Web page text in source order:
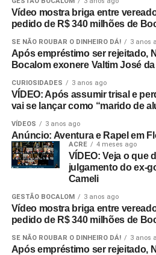
Vídeo mostra briga entre
pedido de R$ 340 milhões de
SE NÃO ROUBAR O DINHEIRO DÁ! 3 anos
Após empréstimo ser rejeitado,
Bocalom exonere Valtim José da
CURIOSIDADES 3 anos ago
VÍDEO: Após assumir trisal e
vai se lançar como “marido de
VÍDEOS 3 anos ago
Anúncio: Aventura e Rapel em
ACRE 4 meses ago
VÍDEO: Veja o que
julgamento do ex-
Cameli
GESTÃO BOCALOM 3 anos ago
Vídeo mostra briga entre
pedido de R$ 340 milhões de
SE NÃO ROUBAR O DINHEIRO DÁ! 3 anos
Após empréstimo ser rejeitado,